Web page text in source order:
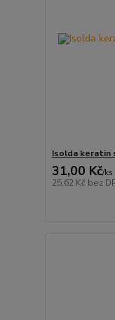
Isolda keratin
31,00 Kč/ks
25,62 Kč bez